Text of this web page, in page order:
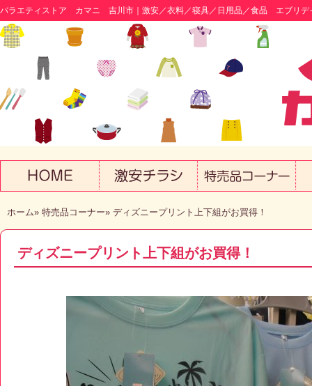
バラエティストア カマニ 吉川市｜激安／衣料／寝具／日用品／食品 エブリ
ホーム» 特売品コーナー» ディズニープリント上下組がお買得！
ディズニープリント上下組がお買得！